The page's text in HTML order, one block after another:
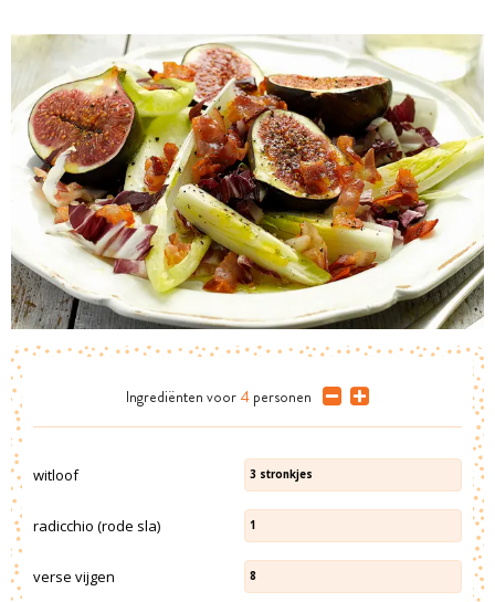
Ingrediënten voor 4 personen
witloof 3 stronkjes
radicchio (rode sla) 1
verse vijgen 8